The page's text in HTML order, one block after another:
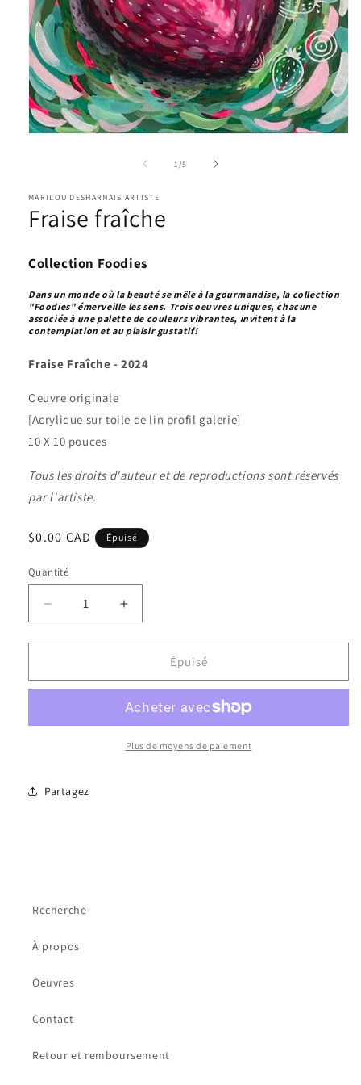
Ouvrir
fenêtre
modale
1 /de
5
MARILOU DESHARNAIS ARTISTE
Fraise fraîche
Collection Foodies
Dans un monde où la beauté se mêle à la gourmandise, la collection
"Foodies" émerveille les sens. Trois oeuvres uniques, chacune
associée à une palette de couleurs vibrantes, invitent à la
contemplation et au plaisir gustatif!
Fraise Fraîche - 2024
Oeuvre originale
[Acrylique sur toile de lin profil galerie]
10 X 10 pouces
Tous les droits d'auteur et de reproductions sont réservés
par l'artiste.
Prix
$0.00 CAD Épuisé
Quantité
Quantité
Réduire
la
quantité
Fraise
Augmenter
la
quantité
Fraise
Épuisé
Plus de moyens de paiement
Partagez
Recherche
À propos
Oeuvres
Contact
Retour et remboursement